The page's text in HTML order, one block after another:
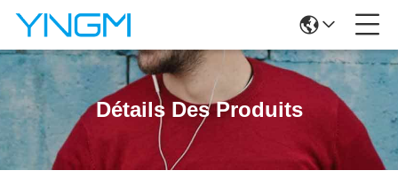
Détails Des Produits